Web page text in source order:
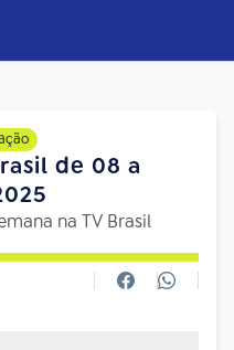
de 08 a
na TV Brasil